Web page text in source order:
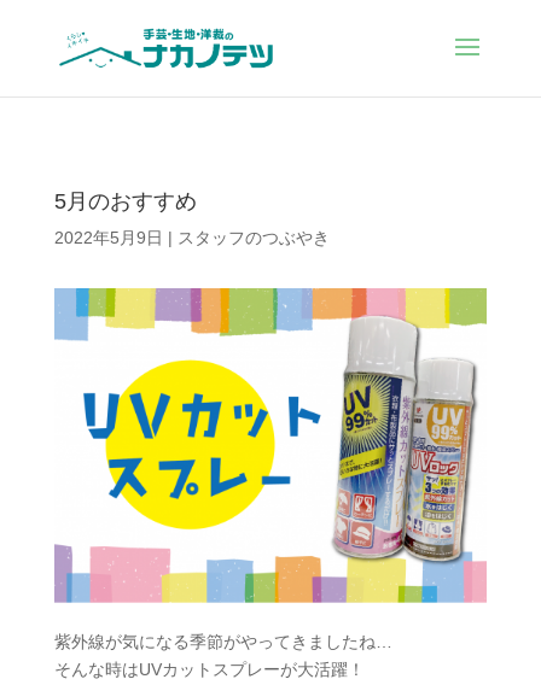
5月のおすすめ
2022年5月9日 | スタッフのつぶやき
紫外線が気になる季節がやってきましたね…
そんな時はUVカットスプレーが大活躍！